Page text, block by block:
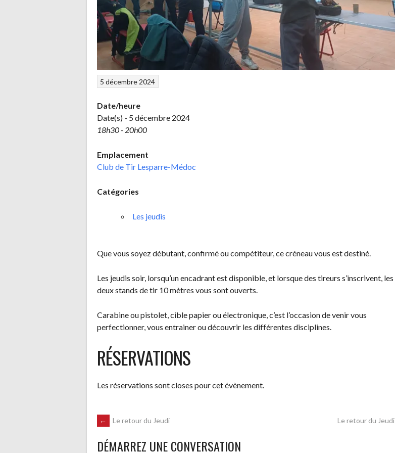
5 décembre 2024
Date/heure
Date(s) - 5 décembre 2024
18h30 - 20h00
Emplacement
Club de Tir Lesparre-Médoc
Catégories
Les jeudis
Que vous soyez débutant, confirmé ou compétiteur, ce créneau vous est destiné.
Les jeudis soir, lorsqu’un encadrant est disponible, et lorsque des tireurs s’inscrivent, les
deux stands de tir 10 mètres vous sont ouverts.
Carabine ou pistolet, cible papier ou électronique, c’est l’occasion de venir vous
perfectionner, vous entrainer ou découvrir les différentes disciplines.
RÉSERVATIONS
Les réservations sont closes pour cet évènement.
NAVIGATION
← Le retour du Jeudi Le retour du Jeudi
DÉMARREZ UNE CONVERSATION